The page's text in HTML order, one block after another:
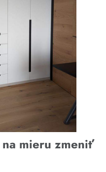
mieru zmeniť